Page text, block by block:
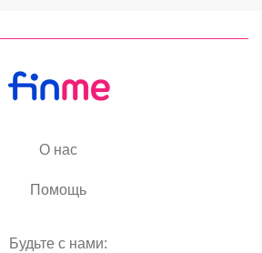
О нас
Помощь
Будьте с нами: